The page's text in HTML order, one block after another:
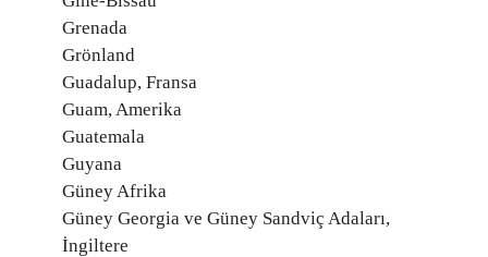
Grenada
Grönland
Guadalup, Fransa
Guam, Amerika
Guatemala
Guyana
Güney Afrika
Güney Georgia ve Güney Sandviç Adaları,
İngiltere